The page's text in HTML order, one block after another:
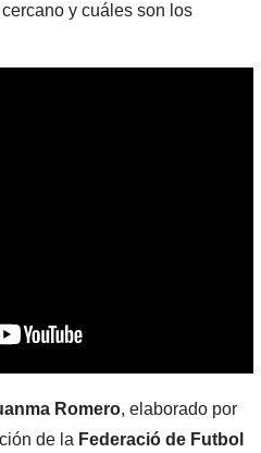
y cuáles son los
Romero, elaborado por
de la Federació de Futbol